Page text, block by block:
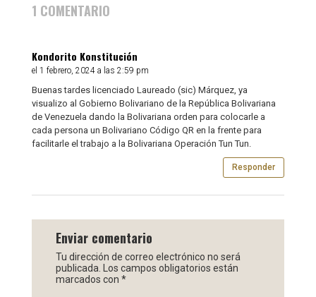
1 COMENTARIO
Kondorito Konstitución
el 1 febrero, 2024 a las 2:59 pm
Buenas tardes licenciado Laureado (sic) Márquez, ya
visualizo al Gobierno Bolivariano de la República Bolivariana
de Venezuela dando la Bolivariana orden para colocarle a
cada persona un Bolivariano Código QR en la frente para
facilitarle el trabajo a la Bolivariana Operación Tun Tun.
Responder
Enviar comentario
Tu dirección de correo electrónico no será
publicada. Los campos obligatorios están
marcados con *